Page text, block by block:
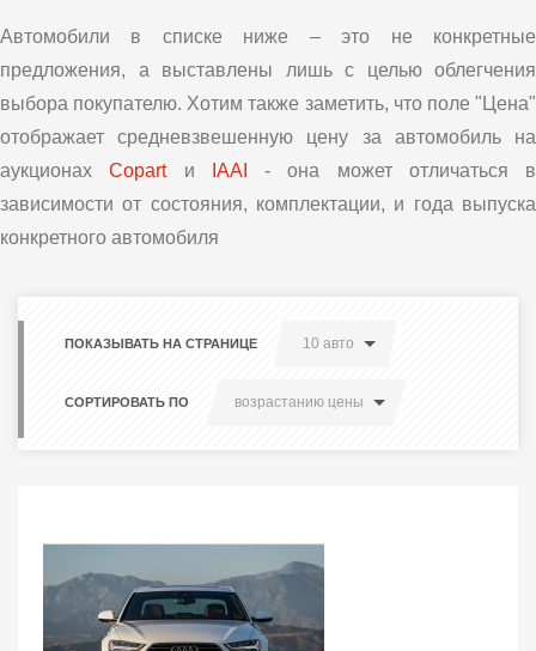
Автомобили в списке ниже – это не конкретные
предложения, а выставлены лишь с целью облегчения
выбора покупателю. Хотим также заметить, что поле "Цена"
отображает средневзвешенную цену за автомобиль на
аукционахCopartи IAAI
- она может отличаться в
зависимости от состояния, комплектации, и года выпуска
конкретного автомобиля
ПОКАЗЫВАТЬ НА СТРАНИЦЕ 10 авто
СОРТИРОВАТЬ ПО возрастанию цены